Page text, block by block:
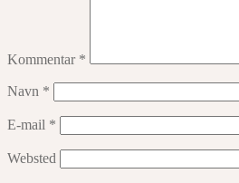
Kommentar *
Navn *
E-mail *
Websted